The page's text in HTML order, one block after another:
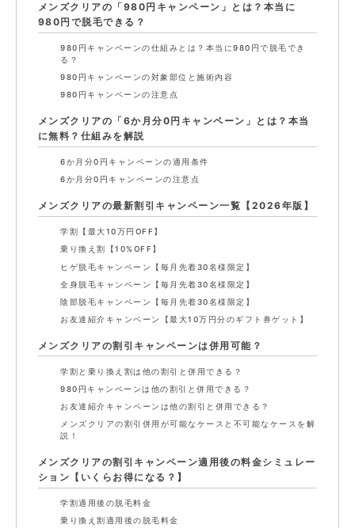
メンズクリアの「980円キャンペーン」とは？本当に
980円で脱毛できる？
980円キャンペーンの仕組みとは？本当に980円で脱毛でき
る？
980円キャンペーンの対象部位と施術内容
980円キャンペーンの注意点
メンズクリアの「6か月分0円キャンペーン」とは？本当
に無料？仕組みを解説
6か月分0円キャンペーンの適用条件
6か月分0円キャンペーンの注意点
メンズクリアの最新割引キャンペーン一覧【2026年版】
学割【最大10万円OFF】
乗り換え割【10%OFF】
ヒゲ脱毛キャンペーン【毎月先着30名様限定】
全身脱毛キャンペーン【毎月先着30名様限定】
陰部脱毛キャンペーン【毎月先着30名様限定】
お友達紹介キャンペーン【最大10万円分のギフト券ゲット】
メンズクリアの割引キャンペーンは併用可能？
学割と乗り換え割は他の割引と併用できる？
980円キャンペーンは他の割引と併用できる？
お友達紹介キャンペーンは他の割引と併用できる？
メンズクリアの割引併用が可能なケースと不可能なケースを解
説！
メンズクリアの割引キャンペーン適用後の料金シミュレー
ション【いくらお得になる？】
学割適用後の脱毛料金
乗り換え割適用後の脱毛料金